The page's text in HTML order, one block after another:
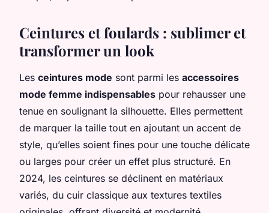
Ceintures et foulards : sublimer et
transformer un look
Les ceintures mode sont parmi les accessoires
mode femme indispensables pour rehausser une
tenue en soulignant la silhouette. Elles permettent
de marquer la taille tout en ajoutant un accent de
style, qu’elles soient fines pour une touche délicate
ou larges pour créer un effet plus structuré. En
2024, les ceintures se déclinent en matériaux
variés, du cuir classique aux textures textiles